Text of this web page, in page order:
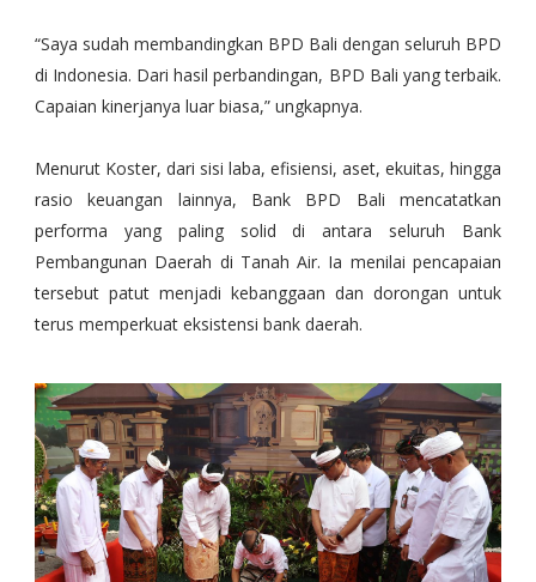
“Saya sudah membandingkan BPD Bali dengan seluruh BPD
di Indonesia. Dari hasil perbandingan, BPD Bali yang terbaik.
Capaian kinerjanya luar biasa,” ungkapnya.
Menurut Koster, dari sisi laba, efisiensi, aset, ekuitas, hingga
rasio keuangan lainnya, Bank BPD Bali mencatatkan
performa yang paling solid di antara seluruh Bank
Pembangunan Daerah di Tanah Air. Ia menilai pencapaian
tersebut patut menjadi kebanggaan dan dorongan untuk
terus memperkuat eksistensi bank daerah.